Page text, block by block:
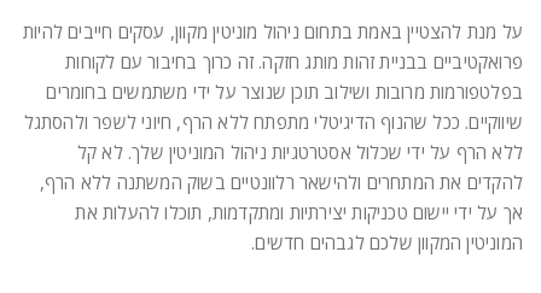
על מנת להצטיין באמת בתחום ניהול מוניטין מקוון, עסקים חייבים להיות
פרואקטיביים בבניית זהות מותג חזקה. זה כרוך בחיבור עם לקוחות
בפלטפורמות מרובות ושילוב תוכן שנוצר על ידי משתמשים בחומרים
שיווקיים. ככל שהנוף הדיגיטלי מתפתח ללא הרף, חיוני לשפר ולהסתגל
ללא הרף על ידי שכלול אסטרטגיות ניהול המוניטין שלך. לא קל
להקדים את המתחרים ולהישאר רלוונטיים בשוק המשתנה ללא הרף,
אך על ידי יישום טכניקות יצירתיות ומתקדמות, תוכלו להעלות את
המוניטין המקוון שלכם לגבהים חדשים.